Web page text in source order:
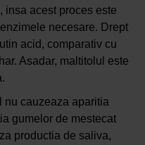
insa acest proces este
necesare. Drept
acid, comparativ cu
Asadar, maltitolul este
nu cauzeaza aparitia
gumelor de mestecat
productia de saliva,